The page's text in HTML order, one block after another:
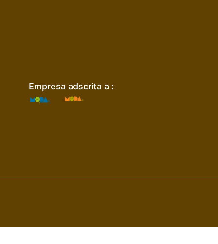
Empresa adscrita a :